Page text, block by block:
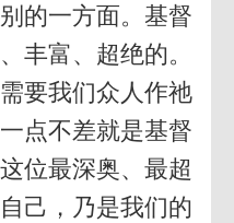
的一方面。基督
丰富、超绝的。
要我们众人作祂
点不差就是基督
位最深奥、最超
己，乃是我们的